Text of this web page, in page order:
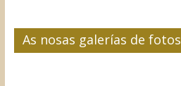
As nosas galerías de fotos